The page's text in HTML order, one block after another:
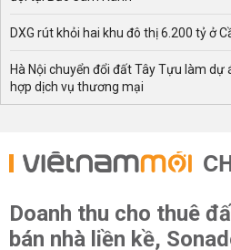
DXG rút khỏi hai khu đô thị 6.200 tỷ ở
Hà Nội chuyển đổi đất Tây Tựu làm
hợp dịch vụ thương mại
Doanh thu cho thuê
bán nhà liền kề,